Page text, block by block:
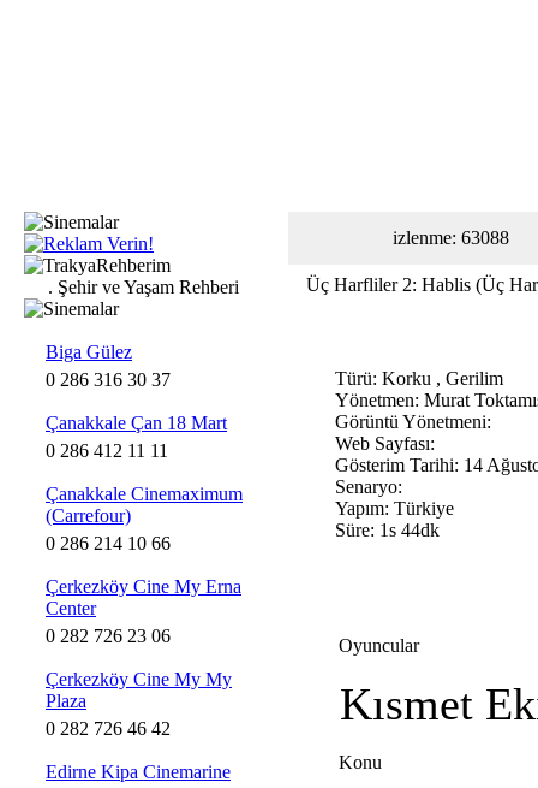
. Şehir ve Yaşam Rehberi
Biga Gülez
0 286 316 30 37
Çanakkale Çan 18 Mart
0 286 412 11 11
Çanakkale Cinemaximum
(Carrefour)
0 286 214 10 66
Çerkezköy Cine My Erna
Center
0 282 726 23 06
Çerkezköy Cine My My
Plaza
0 282 726 46 42
Edirne Kipa Cinemarine
izlenme: 63088
Üç Harfliler 2: Hablis (Üç
Türü: Korku , Gerilim
Yönetmen: Murat
Görüntü Yönetmeni:
Web Sayfası:
Gösterim Tarihi: 14
Senaryo:
Yapım: Türkiye
Süre: 1s 44dk
Oyuncular
Kısmet
Konu